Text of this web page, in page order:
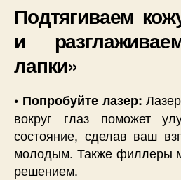
Подтягиваем
и
лапки»
• Попробуйте лазер:
вокруг глаз поможет
состояние, сделав ваш
молодым. Также филлеры
решением.